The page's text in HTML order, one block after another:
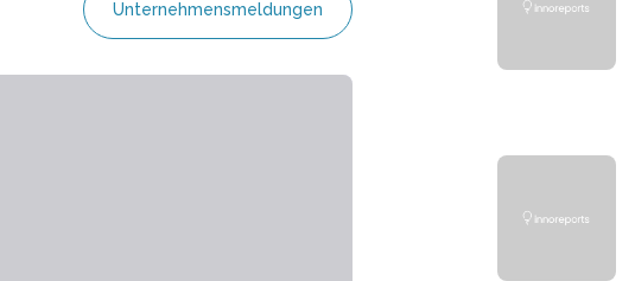
Unternehmensmeldungen